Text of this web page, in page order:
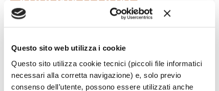
Questo sito web utilizza i cookie
Questo sito utilizza cookie tecnici (piccoli file informatici
necessari alla corretta navigazione) e, solo previo
consenso dell’utente, possono essere utilizzati anche